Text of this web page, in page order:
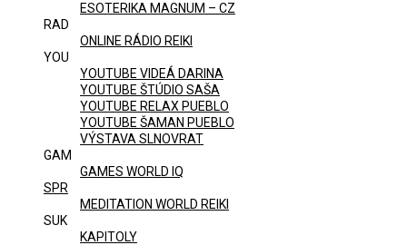
ESOTERIKA MAGNUM – CZ
RAD
ONLINE RÁDIO REIKI
YOU
YOUTUBE VIDEÁ DARINA
YOUTUBE ŠTÚDIO SAŠA
YOUTUBE RELAX PUEBLO
YOUTUBE ŠAMAN PUEBLO
VÝSTAVA SLNOVRAT
GAM
GAMES WORLD IQ
SPR
MEDITATION WORLD REIKI
SUK
KAPITOLY